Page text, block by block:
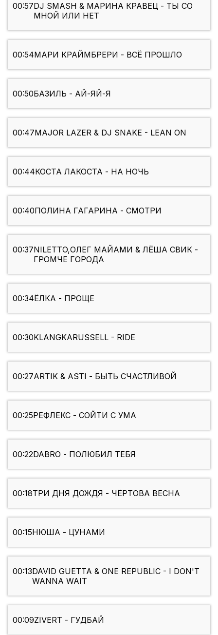
00:57DJ SMASH & МАРИНА КРАВЕЦ - ТЫ СО
МНОЙ ИЛИ НЕТ
00:54МАРИ КРАЙМБРЕРИ - ВСЁ ПРОШЛО
00:50БАЗИЛЬ - АЙ-ЯЙ-Я
00:47MAJOR LAZER & DJ SNAKE - LEAN ON
00:44КОСТА ЛАКОСТА - НА НОЧЬ
00:40ПОЛИНА ГАГАРИНА - СМОТРИ
00:37NILETTO,ОЛЕГ МАЙАМИ & ЛЁША СВИК -
ГРОМЧЕ ГОРОДА
00:34ЁЛКА - ПРОЩЕ
00:30KLANGKARUSSELL - RIDE
00:27ARTIK & ASTI - БЫТЬ СЧАСТЛИВОЙ
00:25РЕФЛЕКС - СОЙТИ С УМА
00:22DABRO - ПОЛЮБИЛ ТЕБЯ
00:18ТРИ ДНЯ ДОЖДЯ - ЧЁРТОВА ВЕСНА
00:15НЮША - ЦУНАМИ
00:13DAVID GUETTA & ONE REPUBLIC - I DON'T
WANNA WAIT
00:09ZIVERT - ГУДБАЙ